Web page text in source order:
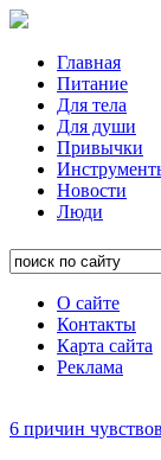
Главная
Питание
Для тела
Для души
Привычки
Новости
Люди
О сайте
Контакты
Карта сайта
Реклама
6 причин